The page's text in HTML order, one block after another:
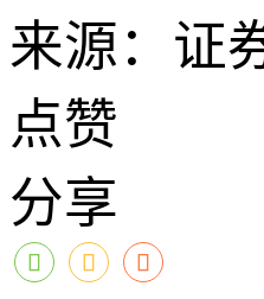
来源：证
点赞
分享